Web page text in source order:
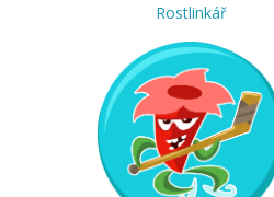
Rostlinkář